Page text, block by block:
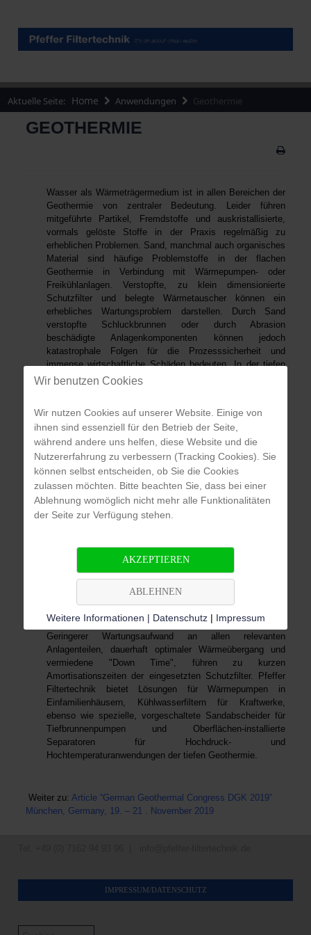
Aktuelle Seite: Home Anwendungen Geothermie
GEOTHERMIE
Wasser als Wärmeträgermedium ist in allen Bereichen der
Geothermie von zentraler Bedeutung. Leider führen
mitgeführte Partikel, Fremdstoffe und auskristallisierte,
vormals gelöste Stoffe in der Praxis regelmäßig zu
erheblichen Problemen. Sand, manchmal auch organisches
Material sind häufige Problemstoffe in der flachen
Geothermie in Verbindung mit Wärmepumpen- oder
Freikühlanlagen. Verstopfte, zu klein dimensionierte
Schutzfilter und belegte Wärmetauscher können ein
erhebliches Wartungsproblem darstellen. Durch Sand
verstopfte Schluckbrunnen oder durch Abrasion
beschädigte Anlagenkomponenten können jedoch
katastrophale Folgen für die Prozesssicherheit und
immense wirtschaftliche Schäden bedeuten. In der tiefen
Geothermie sind, je nach der vorgefundenen Geologie,
Pumpenlaufräder und Wellendichtungen, führt dies zu
Stillstandzeiten und aufwändige Instandsetzung. Verstopfte
Gesteinsporen von Injektionsbrunnen können, je nach
Geologie, zum Totalausfall von Geothermieprojekten
führen, die beim Einsatz der richtigen
Partikelfiltrationstechnologie vermeidbar wären. Bereits
wenige zehntel Millimeter Schmutzbelag auf
Wärmetauschern (Fouling/ Scaling) führen zu dramatischen
Einbußen in der Wärmeübergangseffizienz mit
Pumpenenergie bzw. vermeidbaren finanziellen Verlusten.
Durch den Einsatz geeigneter Filter und Separatoren
vermeiden oder zumindest drastisch vermindern.
Geringerer Wartungsaufwand an allen relevanten
Anlagenteilen, dauerhaft optimaler Wärmeübergang und
vermiedene "Down Time", führen zu kurzen
Amortisationszeiten der eingesetzten Schutzfilter. Pfeffer
Filtertechnik bietet Lösungen für Wärmepumpen in
Einfamilienhäusern, Kühlwasserfiltern für Kraftwerke,
ebenso wie spezielle, vorgeschaltete Sandabscheider für
Tiefbrunnenpumpen und Oberflächen-installierte
Separatoren für Hochdruck- und
Hochtemperaturanwendungen der tiefen Geothermie.
Weiter zu: Article “German Geothermal Congress DGK 2019”
München, Germany, 19. – 21 . November 2019
IMPRESSUM/DATENSCHUTZ
Wir benutzen Cookies
Wir nutzen Cookies auf unserer Website. Einige von
ihnen sind essenziell für den Betrieb der Seite,
während andere uns helfen, diese Website und die
Nutzererfahrung zu verbessern (Tracking Cookies). Sie
können selbst entscheiden, ob Sie die Cookies
zulassen möchten. Bitte beachten Sie, dass bei einer
Ablehnung womöglich nicht mehr alle Funktionalitäten
der Seite zur Verfügung stehen.
AKZEPTIEREN
ABLEHNEN
Weitere Informationen | Datenschutz| Impressum